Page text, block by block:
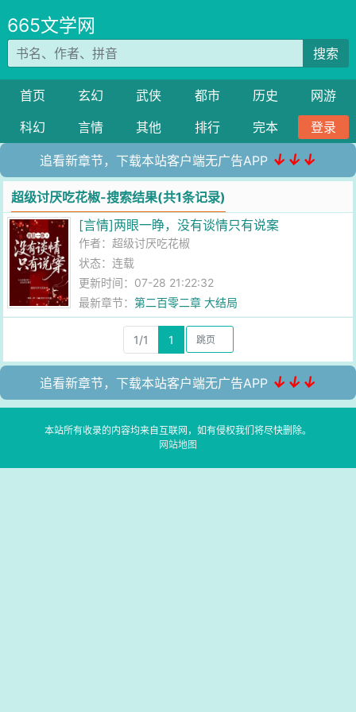
665文学网
搜索
首页 玄幻 武侠 都市 历史
网游
科幻
言情 其他 排行 完本 登录
追看新章节，下载本站客户端无广告APP ↓↓↓
超级讨厌吃花椒-搜索结果(共1条记录)
[言情]两眼一睁，没有谈情只有说案
作者：超级讨厌吃花椒
状态：连载
更新时间：07-28 21:22:32
最新章节：第二百零二章 大结局
1/1 1
追看新章节，下载本站客户端无广告APP ↓↓↓
本站所有收录的内容均来自互联网，如有侵权我们将尽快删除。
网站地图